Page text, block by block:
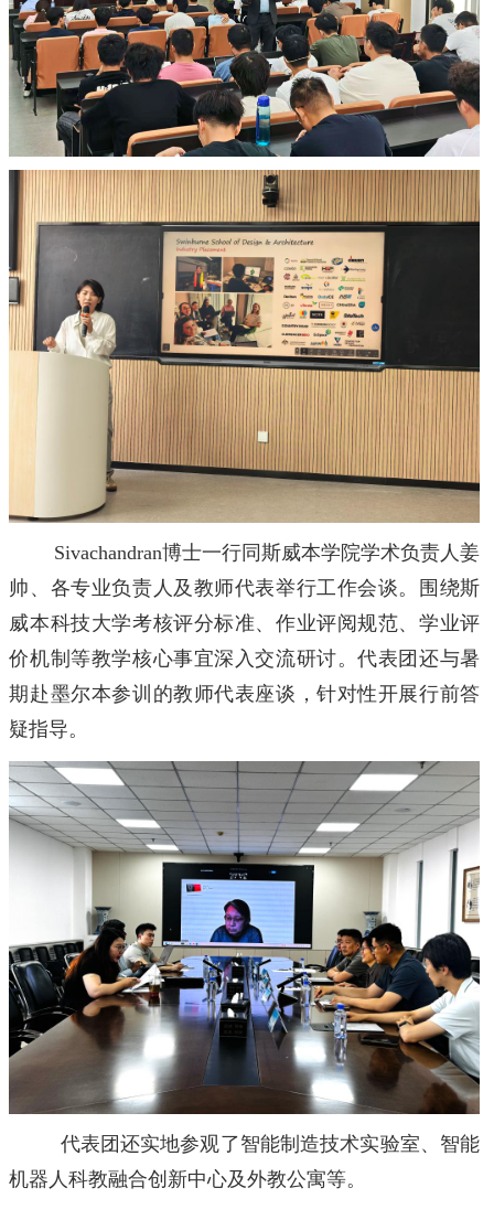
Sivachandran博士一行同斯威本学院学术负责人姜
帅、各专业负责人及教师代表举行工作会谈。围绕斯
威本科技大学考核评分标准、作业评阅规范、学业评
价机制等教学核心事宜深入交流研讨。代表团还与暑
期赴墨尔本参训的教师代表座谈，针对性开展行前答
疑指导。
代表团还实地参观了智能制造技术实验室、智能
机器人科教融合创新中心及外教公寓等。